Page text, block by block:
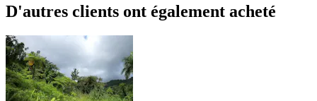
D'autres clients ont également acheté